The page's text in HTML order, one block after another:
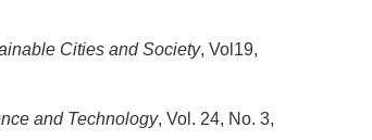
Cities and Society, Vol19,
and Technology, Vol. 24, No. 3,